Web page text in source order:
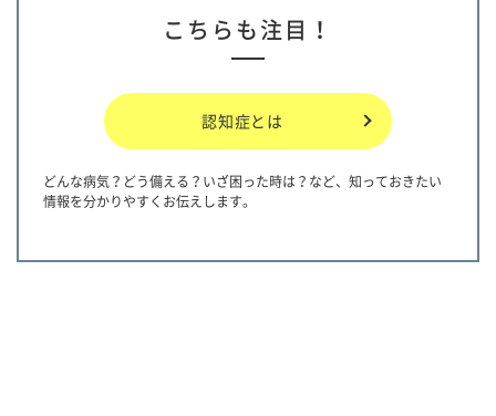
こちらも注目！
認知症とは
どんな病気？どう備える？いざ困った時は？など、知っておきたい
情報を分かりやすくお伝えします。